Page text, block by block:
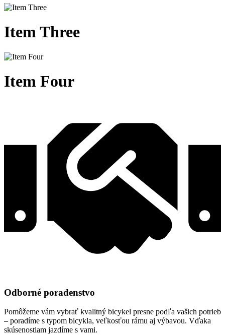
Item Three
Item Four
Odborné poradenstvo
Pomôžeme vám vybrať kvalitný bicykel presne podľa vašich potrieb
– poradíme s typom bicykla, veľkosťou rámu aj výbavou. Vďaka
skúsenostiam jazdíme s vami.